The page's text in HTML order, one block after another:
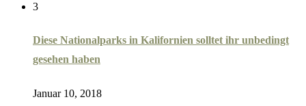
3
Diese Nationalparks in Kalifornien solltet ihr unbedingt
gesehen haben
Januar 10, 2018